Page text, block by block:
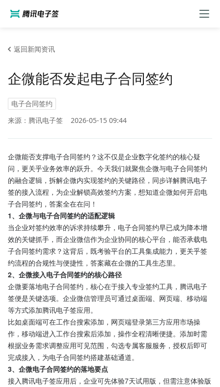
返回新闻资讯
企微能否发起电子合同签约
电子合同签约
来源：腾讯电子签
2026-05-15 09:44
企微能否支撑电子合同签约？这不仅是企业数字化签约的核心疑
问，更关乎业务效率的跃升。今天我们就聚焦企微与电子合同签约
的融合逻辑，拆解企微内实现签约的关键路径，同步详解腾讯电子
签的接入流程，为企业解锁高效签约方案，想知道企微如何开启电
子合同签约，答案全在在问！
1、企微与电子合同签约的适配逻辑
当企业对签约效率的诉求持续攀升，电子合同签约早已成为降本增
效的关键抓手，而企业微信作为企业协同的核心平台，能否承载电
子合同签约需求？这背后，既考验平台的工具集成能力，更关乎签
约流程的合规性与便捷性，答案藏在企微的工具生态里。
2、企微接入电子合同签约的核心路径
企微要落地电子合同签约，核心在于接入专业签约工具，腾讯电子
签便是关键选项。企业微信管理员可通过桌面端、网页端、移动端
等方式添加腾讯电子签应用。
比如桌面端可在工作台搜索添加，网页端登录第三方应用市场操
作，移动端进入工作台搜索后添加，操作全程清晰便捷。添加时需
根据业务需求调整应用可见范围，勾选专属客服服务，授权后即可
完成接入，为电子合同签约搭建基础通道。
3、企微电子合同签约的落地要点
接入腾讯电子签应用后，企业可先体验7天试用版，但需注意体验版